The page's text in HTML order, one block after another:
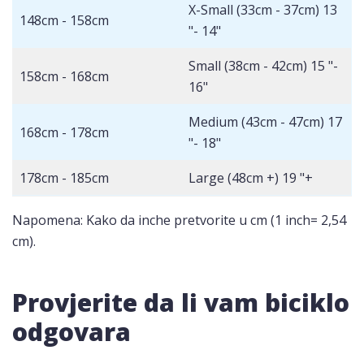
148cm - 158cm
X-Small (33cm - 37cm) 13
"- 14"
158cm - 168cm
Small (38cm - 42cm) 15 "-
16"
168cm - 178cm
Medium (43cm - 47cm) 17
"- 18"
178cm - 185cm
Large (48cm +) 19 "+
Napomena: Kako da inche pretvorite u cm (1 inch= 2,54
cm).
Provjerite da li vam biciklo
odgovara